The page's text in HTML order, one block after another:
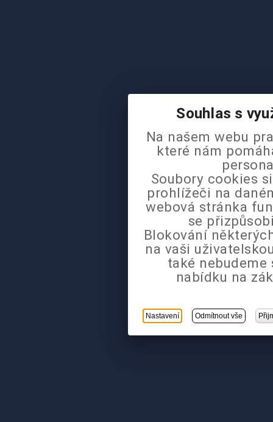
Souhlas s
Na našem webu
které nám
Soubory cookies
prohlížeči na
webová stránka
se
Blokování
na vaši
také
nabídku na
Nastavení Odmítnout vše